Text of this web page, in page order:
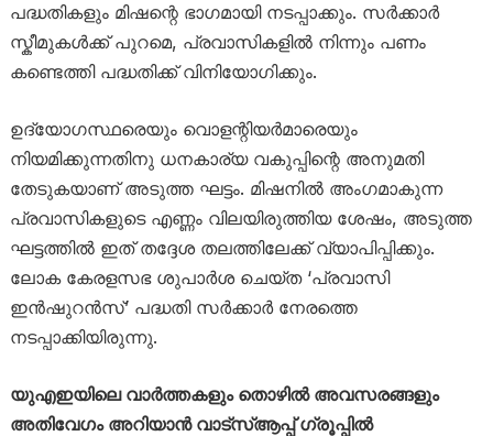
പദ്ധതികളും മിഷന്റെ ഭാഗമായി നടപ്പാക്കും. സർക്കാർ
സ്കീമുകൾക്ക് പുറമെ, പ്രവാസികളിൽ നിന്നും പണം
കണ്ടെത്തി പദ്ധതിക്ക് വിനിയോഗിക്കും.
ഉദ്യോഗസ്ഥരെയും വൊളന്റിയർമാരെയും
നിയമിക്കുന്നതിനു ധനകാര്യ വകുപ്പിന്റെ അനുമതി
തേടുകയാണ് അടുത്ത ഘട്ടം. മിഷനിൽ അംഗമാകുന്ന
പ്രവാസികളുടെ എണ്ണം വിലയിരുത്തിയ ശേഷം, അടുത്ത
ഘട്ടത്തിൽ ഇത് തദ്ദേശ തലത്തിലേക്ക് വ്യാപിപ്പിക്കും.
ലോക കേരളസഭ ശുപാർശ ചെയ്ത ‘പ്രവാസി
ഇൻഷുറൻസ്’ പദ്ധതി സർക്കാർ നേരത്തെ
നടപ്പാക്കിയിരുന്നു.
യുഎഇയിലെ വാർത്തകളും തൊഴിൽ അവസരങ്ങളും
അതിവേഗം അറിയാൻ വാട്സ്ആപ്പ് ഗ്രൂപ്പിൽ